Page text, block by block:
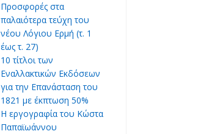
Προσφορές στα
παλαιότερα τεύχη του
νέου Λόγιου Ερμή (τ. 1
έως τ. 27)
10 τίτλοι των
Εναλλακτικών Εκδόσεων
για την Επανάσταση του
1821 με έκπτωση 50%
Η εργογραφία του Κώστα
Παπαϊωάννου